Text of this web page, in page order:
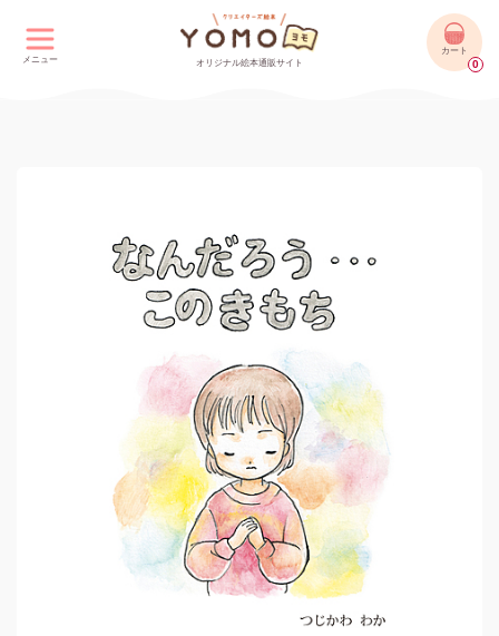
メニュー オリジナル絵本通販サイト
カート
0